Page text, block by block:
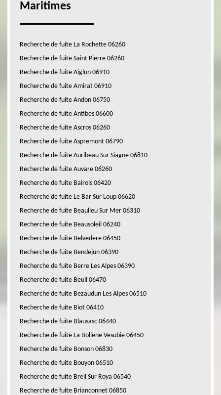
Maritimes
Recherche de fuite La Rochette 06260
Recherche de fuite Saint Pierre 06260
Recherche de fuite Aiglun 06910
Recherche de fuite Amirat 06910
Recherche de fuite Andon 06750
Recherche de fuite Antibes 06600
Recherche de fuite Ascros 06260
Recherche de fuite Aspremont 06790
Recherche de fuite Auribeau Sur Siagne 06810
Recherche de fuite Auvare 06260
Recherche de fuite Bairols 06420
Recherche de fuite Le Bar Sur Loup 06620
Recherche de fuite Beaulieu Sur Mer 06310
Recherche de fuite Beausoleil 06240
Recherche de fuite Belvedere 06450
Recherche de fuite Bendejun 06390
Recherche de fuite Berre Les Alpes 06390
Recherche de fuite Beuil 06470
Recherche de fuite Bezaudun Les Alpes 06510
Recherche de fuite Biot 06410
Recherche de fuite Blausasc 06440
Recherche de fuite La Bollene Vesubie 06450
Recherche de fuite Bonson 06830
Recherche de fuite Bouyon 06510
Recherche de fuite Breil Sur Roya 06540
Recherche de fuite Brianconnet 06850